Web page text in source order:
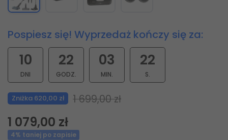
Pospiesz się! Wyprzedaż kończy się za:
10
DNI
22
GODZ.
03
MIN.
20
S.
Zniżka 620,00 zł 1 699,00 zł
1 079,00 zł
4% taniej po zapisie